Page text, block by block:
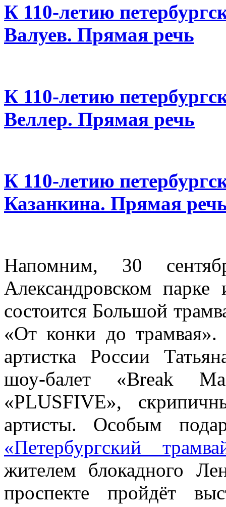
К 110-летию
Валуев. Прямая речь
К 110-летию
Веллер. Прямая речь
К 110-летию
Казанкина. Прямая
Напомним, 30
Александровском
состоится Большой
«От конки до трамвая».
артистка России
шоу-балет «Break
«PLUSFIVE»,
артисты. Особым
«Петербургский
жителем блокадного
проспекте пройдёт